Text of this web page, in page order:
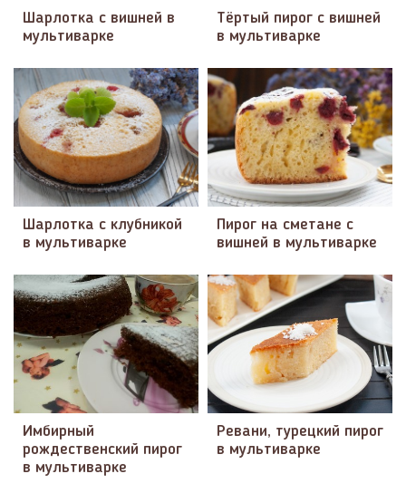
Шарлотка с вишней в
мультиварке
Тёртый пирог с вишней
в мультиварке
Шарлотка с клубникой
в мультиварке
Пирог на сметане с
вишней в мультиварке
Имбирный
рождественский пирог
в мультиварке
Ревани, турецкий пирог
в мультиварке